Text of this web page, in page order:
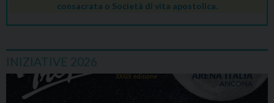
consacrata o Società di vita apostolica.
INIZIATIVE 2026